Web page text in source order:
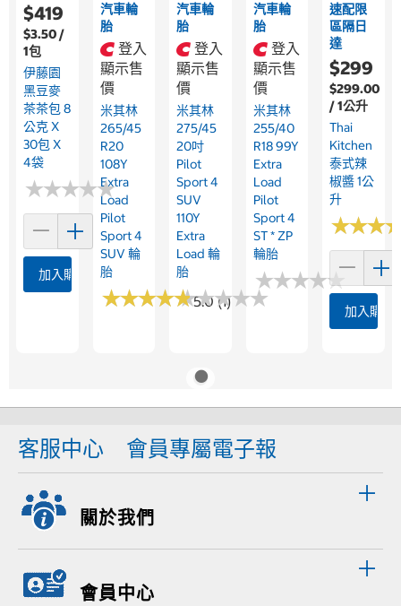
$419
$3.50 /
1包
伊藤園
黑豆麥
茶茶包 8
公克 X
30包 X
4袋
★★★★★
★★★★★
加入購物車
汽車輪
胎
登入
顯示售
價
米其林
265/45
R20
108Y
Extra
Load
Pilot
Sport 4
SUV 輪
胎
★★★★★
★★★★★5.0 (1)
汽車輪
胎
登入
顯示售
價
米其林
275/45
20吋
Pilot
Sport 4
SUV
110Y
Extra
Load 輪
胎
★★★★★
★★★★★
汽車輪
胎
登入
顯示售
價
米其林
255/40
R18 99Y
Extra
Load
Pilot
Sport 4
ST * ZP
輪胎
★★★★★
★★★★★
速配限
區隔日
達
$299
$299.00
/ 1公升
Thai
Kitchen
泰式辣
椒醬 1公
升
★★★
★★★
加入購物
客服中心 會員專屬電子報
關於我們
會員中心